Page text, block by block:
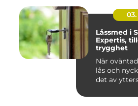
Låssmed i
Expertis,
trygghet
När
lås och
det av